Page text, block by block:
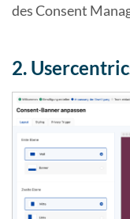
des Consent
2.